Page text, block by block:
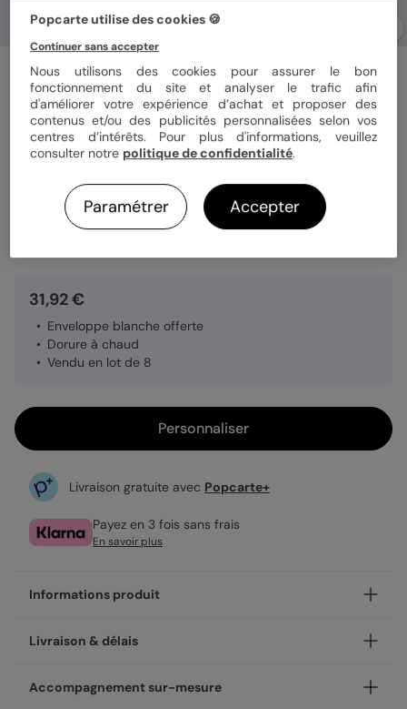
Carte remerciement naissance
Dorure Pois Merci
Format 14x14 cm plié
Quantité 8 cartes
31,92 €
Enveloppe blanche offerte
Dorure à chaud
Vendu en lot de 8
Personnaliser
Livraison gratuite avec Popcarte+
Payez en 3 fois sans frais
En savoir plus
Informations produit
Notre finition dorée sur le modèle Dorure Pois Merci
La dorure à chaud est une technique d’impression
Livraison & délais
Votre création est imprimée avec soin en 24h ou 48h dans
Accompagnement sur-mesure
Popcarte utilise des cookies 🍪
Continuer sans accepter
Nous utilisons des cookies pour assurer le bon
fonctionnement du site et analyser le trafic afin
d'améliorer votre expérience d’achat et proposer des
contenus et/ou des publicités personnalisées selon vos
centres d’intérêts. Pour plus d'informations, veuillez
consulter notre politique de confidentialité.
Paramétrer Accepter